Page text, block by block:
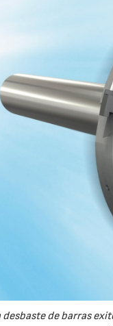
desbaste de barras